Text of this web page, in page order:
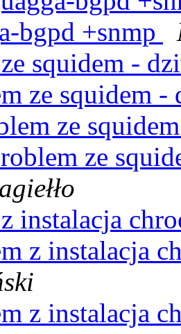
bgpd +snmp
squidem -
ze squidem
ze
ze
instalacja
z instalacja
z instalacja